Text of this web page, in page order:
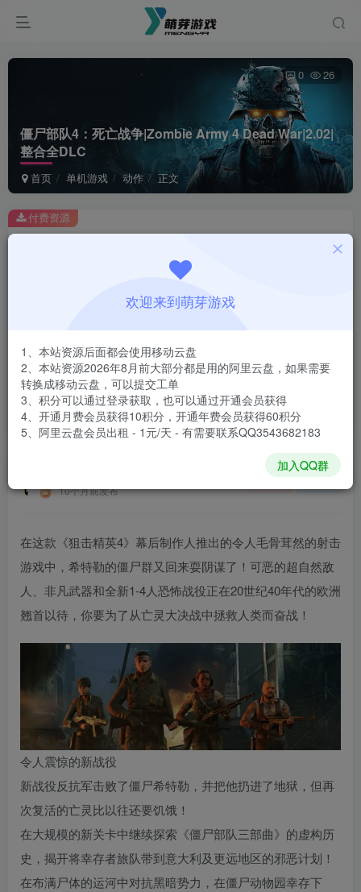
僵尸部队4：死亡战争|Zombie Army 4 Dead War|2.02|
整合全DLC
首页 单机游戏 动作 正文
0 26
此内容为付费资源，请付费后查看
￥1
免费
登录购买
安装包大小
游戏本体大小
60.34 GB
付费资源
10个月前发布
在这款《狙击精英4》幕后制作人推出的令人毛骨茸然的射击
游戏中，希特勒的僵尸群又回来耍阴谋了！可恶的超自然敌
人、非凡武器和全新1-4人恐怖战役正在20世纪40年代的欧洲
翘首以待，你要为了从亡灵大决战中拯救人类而奋战！
令人震惊的新战役
新战役反抗军击败了僵尸希特勒，并把他扔进了地狱，但再
次复活的亡灵比以往还要饥饿！
在大规模的新关卡中继续探索《僵尸部队三部曲》的虚构历
史，揭开将幸存者旅队带到意大利及更远地区的邪恶计划！
在布满尸体的运河中对抗黑暗势力，在僵尸动物园幸存下
欢迎来到萌芽游戏
1、本站资源后面都会使用移动云盘
2、本站资源2026年8月前大部分都是用的阿里云盘，如果需要
转换成移动云盘，可以提交工单
3、积分可以通过登录获取，也可以通过开通会员获得
4、开通月费会员获得10积分，开通年费会员获得60积分
5、阿里云盘会员出租 - 1元/天 - 有需要联系QQ3543682183
加入QQ群